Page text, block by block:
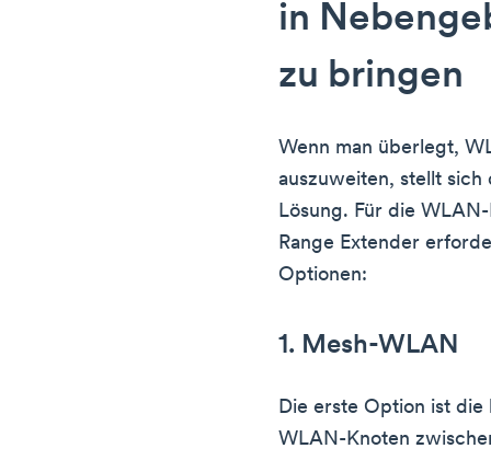
in
zu bringen
Wenn man überlegt,
auszuweiten, stellt sich
Lösung. Für die
Range Extender
Optionen:
1. Mesh-WLAN
Die erste Option ist
WLAN-Knoten